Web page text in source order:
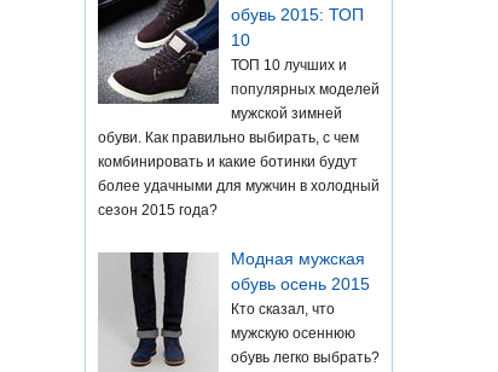
обувь 2015: ТОП
10
ТОП 10 лучших и
популярных моделей
мужской зимней
обуви. Как правильно выбирать, с чем
комбинировать и какие ботинки будут
более удачными для мужчин в холодный
сезон 2015 года?
Модная мужская
обувь осень 2015
Кто сказал, что
мужскую осеннюю
обувь легко выбрать?